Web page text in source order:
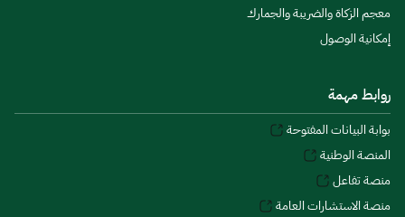
معجم الزكاة والضريبة والجمارك
إمكانية الوصول
روابط مهمة
بوابة البيانات المفتوحة
المنصة الوطنية
منصة تفاعل
منصة الاستشارات العامة